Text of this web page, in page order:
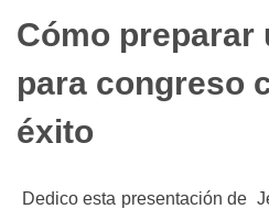
Cómo preparar
para congreso
éxito
Dedico esta presentación de